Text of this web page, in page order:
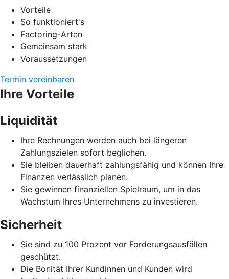
Vorteile
So funktioniert's
Factoring-Arten
Gemeinsam stark
Voraussetzungen
Termin vereinbaren
Ihre Vorteile
Liquidität
Ihre Rechnungen werden auch bei längeren
Zahlungszielen sofort beglichen.
Sie bleiben dauerhaft zahlungsfähig und können Ihre
Finanzen verlässlich planen.
Sie gewinnen finanziellen Spielraum, um in das
Wachstum Ihres Unternehmens zu investieren.
Sicherheit
Sie sind zu 100 Prozent vor Forderungsausfällen
geschützt.
Die Bonität Ihrer Kundinnen und Kunden wird